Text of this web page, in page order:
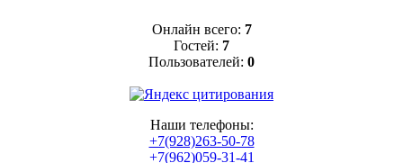
Онлайн всего: 7
Гостей: 7
Пользователей: 0
Наши телефоны:
+7(928)263-50-78
+7(962)059-31-41